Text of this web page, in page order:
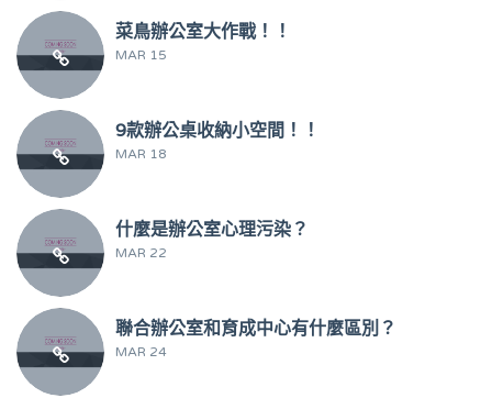
菜鳥辦公室大作戰！！
MAR 15
9款辦公桌收納小空間！！
MAR 18
什麼是辦公室心理污染？
MAR 22
聯合辦公室和育成中心有什麼區別？
MAR 24